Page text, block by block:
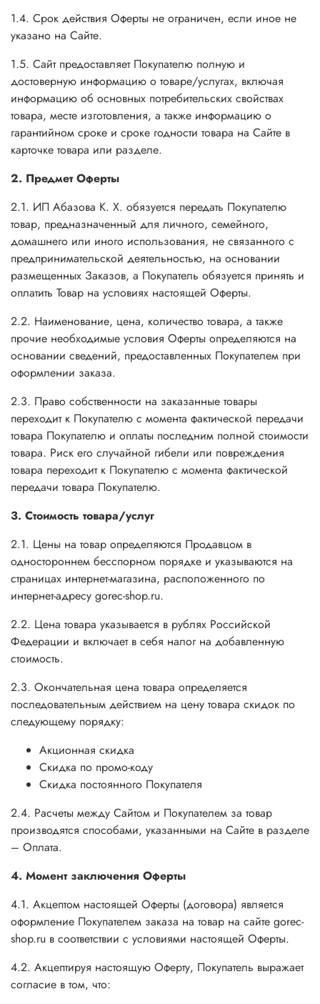
1.4. Срок действия Оферты не ограничен, если иное не
указано на Сайте.
1.5. Сайт предоставляет Покупателю полную и
достоверную информацию о товаре/услугах, включая
информацию об основных потребительских свойствах
товара, месте изготовления, а также информацию о
гарантийном сроке и сроке годности товара на Сайте в
карточке товара или разделе.
2. Предмет Оферты
2.1. ИП Абазова К. Х. обязуется передать Покупателю
товар, предназначенный для личного, семейного,
домашнего или иного использования, не связанного с
предпринимательской деятельностью, на основании
размещенных Заказов, а Покупатель обязуется принять и
оплатить Товар на условиях настоящей Оферты.
2.2. Наименование, цена, количество товара, а также
прочие необходимые условия Оферты определяются на
основании сведений, предоставленных Покупателем при
оформлении заказа.
2.3. Право собственности на заказанные товары
переходит к Покупателю с момента фактической передачи
товара Покупателю и оплаты последним полной стоимости
товара. Риск его случайной гибели или повреждения
товара переходит к Покупателю с момента фактической
передачи товара Покупателю.
3. Стоимость товара/услуг
2.1. Цены на товар определяются Продавцом в
одностороннем бесспорном порядке и указываются на
страницах интернет-магазина, расположенного по
интернет-адресу gorec-shop.ru.
2.2. Цена товара указывается в рублях Российской
Федерации и включает в себя налог на добавленную
стоимость.
2.3. Окончательная цена товара определяется
последовательным действием на цену товара скидок по
следующему порядку:
Акционная скидка
Скидка по промо-коду
Скидка постоянного Покупателя
2.4. Расчеты между Сайтом и Покупателем за товар
производятся способами, указанными на Сайте в разделе
– Оплата.
4. Момент заключения Оферты
4.1. Акцептом настоящей Оферты (договора) является
оформление Покупателем заказа на товар на сайте gorec-
shop.ru в соответствии с условиями настоящей Оферты.
4.2. Акцептируя настоящую Оферту, Покупатель выражает
согласие в том, что: